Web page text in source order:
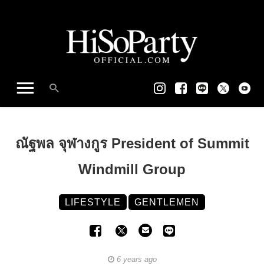
ณัฐพล จุฬางกูร President of Summit
Windmill Group
LIFESTYLE GENTLEMEN
6 years ago